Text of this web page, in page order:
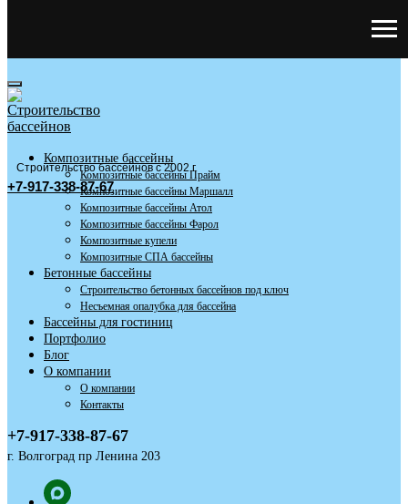
Строительство бассейнов с 2002 г
+7-917-338-87-67
Композитные бассейны
Композитные бассейны Прайм
Композитные бассейны Маршалл
Композитные бассейны Атол
Композитные бассейны Фарол
Композитные купели
Композитные СПА бассейны
Бетонные бассейны
Строительство бетонных бассейнов под ключ
Несъемная опалубка для бассейна
Бассейны для гостиниц
Портфолио
Блог
О компании
О компании
Контакты
+7-917-338-87-67
г. Волгоград пр Ленина 203